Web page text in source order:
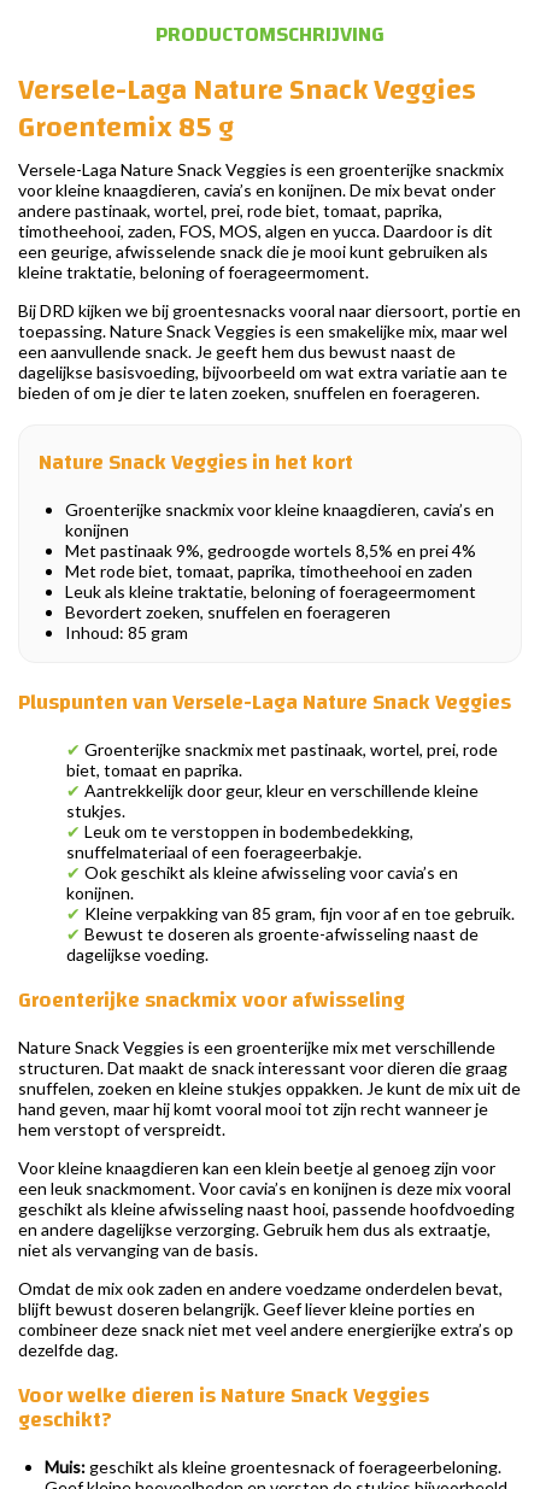
PRODUCTOMSCHRIJVING
Versele-Laga Nature Snack Veggies
Groentemix 85 g
Versele-Laga Nature Snack Veggies is een groenterijke snackmix
voor kleine knaagdieren, cavia’s en konijnen. De mix bevat onder
andere pastinaak, wortel, prei, rode biet, tomaat, paprika,
timotheehooi, zaden, FOS, MOS, algen en yucca. Daardoor is dit
een geurige, afwisselende snack die je mooi kunt gebruiken als
kleine traktatie, beloning of foerageermoment.
Bij DRD kijken we bij groentesnacks vooral naar diersoort, portie en
toepassing. Nature Snack Veggies is een smakelijke mix, maar wel
een aanvullende snack. Je geeft hem dus bewust naast de
dagelijkse basisvoeding, bijvoorbeeld om wat extra variatie aan te
bieden of om je dier te laten zoeken, snuffelen en foerageren.
Nature Snack Veggies in het kort
Groenterijke snackmix voor kleine knaagdieren, cavia’s en
konijnen
Met pastinaak 9%, gedroogde wortels 8,5% en prei 4%
Met rode biet, tomaat, paprika, timotheehooi en zaden
Leuk als kleine traktatie, beloning of foerageermoment
Bevordert zoeken, snuffelen en foerageren
Inhoud: 85 gram
Pluspunten van Versele-Laga Nature Snack Veggies
✔ Groenterijke snackmix met pastinaak, wortel, prei, rode
biet, tomaat en paprika.
✔ Aantrekkelijk door geur, kleur en verschillende kleine
stukjes.
✔ Leuk om te verstoppen in bodembedekking,
snuffelmateriaal of een foerageerbakje.
✔ Ook geschikt als kleine afwisseling voor cavia’s en
konijnen.
✔ Kleine verpakking van 85 gram, fijn voor af en toe gebruik.
✔ Bewust te doseren als groente-afwisseling naast de
dagelijkse voeding.
Groenterijke snackmix voor afwisseling
Nature Snack Veggies is een groenterijke mix met verschillende
structuren. Dat maakt de snack interessant voor dieren die graag
snuffelen, zoeken en kleine stukjes oppakken. Je kunt de mix uit de
hand geven, maar hij komt vooral mooi tot zijn recht wanneer je
hem verstopt of verspreidt.
Voor kleine knaagdieren kan een klein beetje al genoeg zijn voor
een leuk snackmoment. Voor cavia’s en konijnen is deze mix vooral
geschikt als kleine afwisseling naast hooi, passende hoofdvoeding
en andere dagelijkse verzorging. Gebruik hem dus als extraatje,
niet als vervanging van de basis.
Omdat de mix ook zaden en andere voedzame onderdelen bevat,
blijft bewust doseren belangrijk. Geef liever kleine porties en
combineer deze snack niet met veel andere energierijke extra’s op
dezelfde dag.
Voor welke dieren is Nature Snack Veggies
geschikt?
Muis:geschikt als kleine groentesnack of foerageerbeloning.